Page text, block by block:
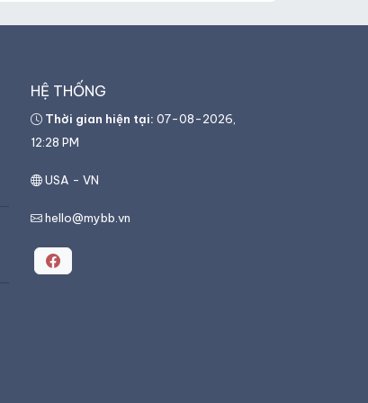
HỆ THỐNG
Thời gian hiện tại: 07-08-2026,
12:28 PM
USA - VN
hello@mybb.vn